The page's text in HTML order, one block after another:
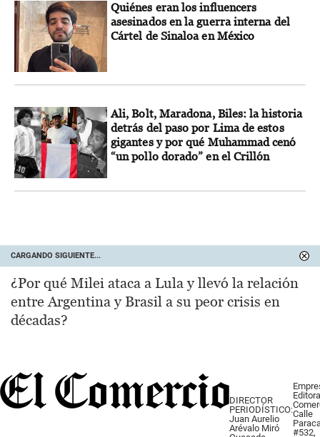
Quiénes eran los influencers
asesinados en la guerra interna del
Cártel de Sinaloa en México
Ali, Bolt, Maradona, Biles: la historia
detrás del paso por Lima de estos
gigantes y por qué Muhammad cenó
“un pollo dorado” en el Crillón
CARGANDO SIGUIENTE...
¿Por qué Milei ataca a Lula y llevó la relación
entre Argentina y Brasil a su peor crisis en
décadas?
DIRECTOR
PERIODÍSTICO:
Juan Aurelio
Arévalo Miró
Calle
#532,